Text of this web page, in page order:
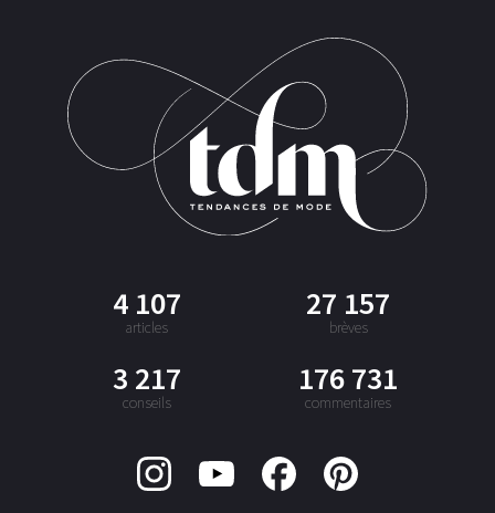
4 107
articles
27 157
brèves
3 217
conseils
176 731
commentaires